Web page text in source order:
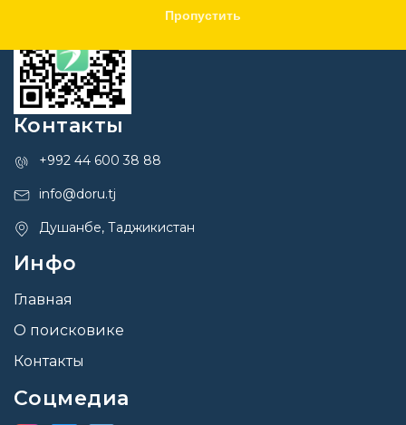
Пропустить
Контакты
+992 44 600 38 88
info@doru.tj
Душанбе, Таджикистан
Инфо
Главная
О поисковике
Контакты
Соцмедиа